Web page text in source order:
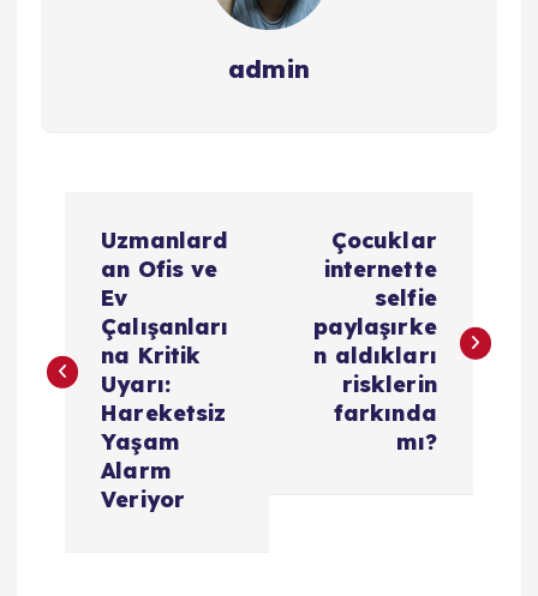
admin
ı
Uzmanlard
an Ofis ve
Ev
Çalışanları
na Kritik
Uyarı:
Hareketsiz
Yaşam
Alarm
Veriyor
Çocuklar
internette
selfie
paylaşırke
n aldıkları
risklerin
farkında
mı?